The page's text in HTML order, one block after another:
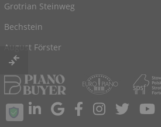
Grotrian Steinweg
Bechstein
August Förster